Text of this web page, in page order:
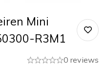
Mini
R3M1
0 reviews